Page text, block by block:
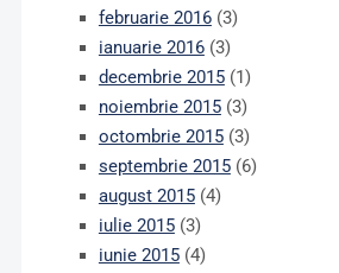
februarie 2016(3)
ianuarie 2016(3)
decembrie 2015(1)
noiembrie 2015(3)
octombrie 2015(3)
septembrie 2015(6)
august 2015(4)
iulie 2015(3)
iunie 2015(4)